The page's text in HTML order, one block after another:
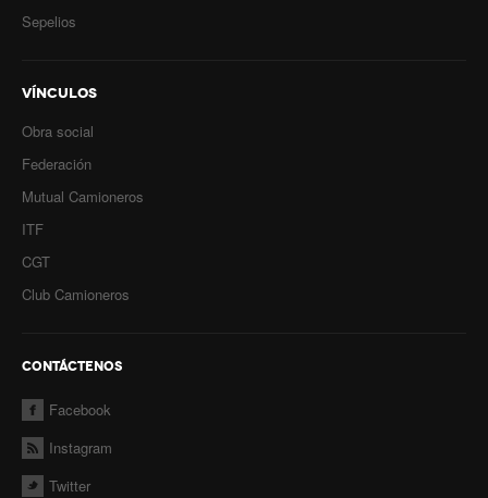
Sepelios
VÍNCULOS
Obra social
Federación
Mutual Camioneros
ITF
CGT
Club Camioneros
CONTÁCTENOS
Facebook
Instagram
Twitter